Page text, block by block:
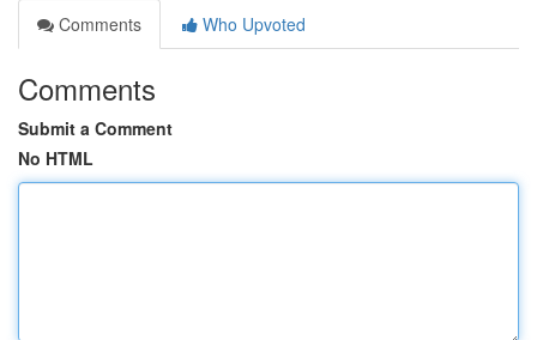
Comments
Who Upvoted
Comments
Submit a Comment
No HTML